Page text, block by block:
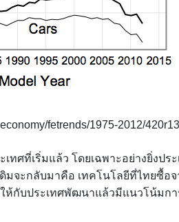
fetrends/1975-2012/
ทศที่เริ่มแล้ว โดยเฉพาะอย่างยิ่งป
มจะกลับมาคือ เทคโนโลยีที่ไทยซื้อ
กับประเทศพัฒนาแล้วมีแนวโน้มกา